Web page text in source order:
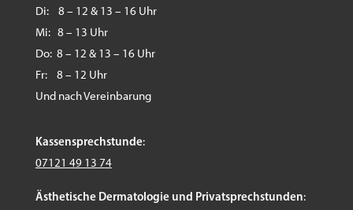
Di: 8 – 12 & 13 – 16 Uhr
Mi: 8 – 13 Uhr
Do: 8 – 12 & 13 – 16 Uhr
Fr: 8 – 12 Uhr
Und nach Vereinbarung
Kassensprechstunde:
07121 49 13 74
Ästhetische Dermatologie und Privatsprechstunden: